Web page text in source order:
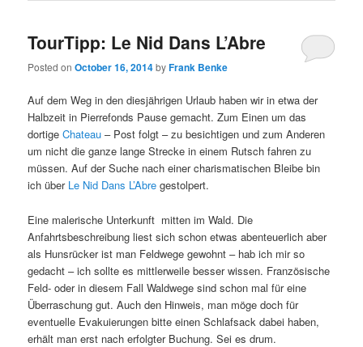
TourTipp: Le Nid Dans L’Abre
Posted onOctober 16, 2014byFrank Benke
Auf dem Weg in den diesjährigen Urlaub haben wir in etwa der
Halbzeit in Pierrefonds Pause gemacht. Zum Einen um das
dortigeChateau – Post folgt – zu besichtigen und zum Anderen
um nicht die ganze lange Strecke in einem Rutsch fahren zu
müssen. Auf der Suche nach einer charismatischen Bleibe bin
ich über Le Nid Dans L’Abre gestolpert.
Eine malerische Unterkunft mitten im Wald. Die
Anfahrtsbeschreibung liest sich schon etwas abenteuerlich aber
als Hunsrücker ist man Feldwege gewohnt – hab ich mir so
gedacht – ich sollte es mittlerweile besser wissen. Französische
Feld- oder in diesem Fall Waldwege sind schon mal für eine
Überraschung gut. Auch den Hinweis, man möge doch für
eventuelle Evakuierungen bitte einen Schlafsack dabei haben,
erhält man erst nach erfolgter Buchung. Sei es drum.